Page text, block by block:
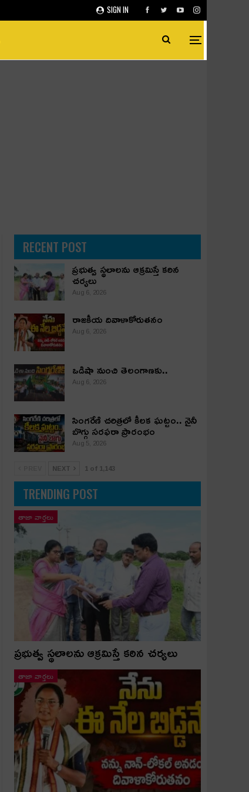
SIGN IN
RECENT POST
ప్రభుత్వ స్థలాలను ఆక్రమిస్తే కఠిన
చర్యలు
Aug 6, 2026
రాజకీయ దివాళాకోరుతనం
Aug 6, 2026
ఒడిషా నుంచి తెలంగాణ‌కు..
Aug 6, 2026
సింగరేణి చరిత్రలో కీలక ఘట్టం.. నైనీ
బొగ్గు సరఫరా ప్రారంభం
Aug 5, 2026
NEXT 1 of 1,143
TRENDING POST
తాజా వార్తలు
ప్రభుత్వ స్థలాలను ఆక్రమిస్తే కఠిన చర్యలు
తాజా వార్తలు